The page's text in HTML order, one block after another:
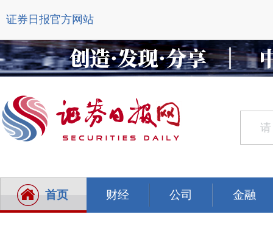
证券日报官方网站
首页 财经 公司 金融